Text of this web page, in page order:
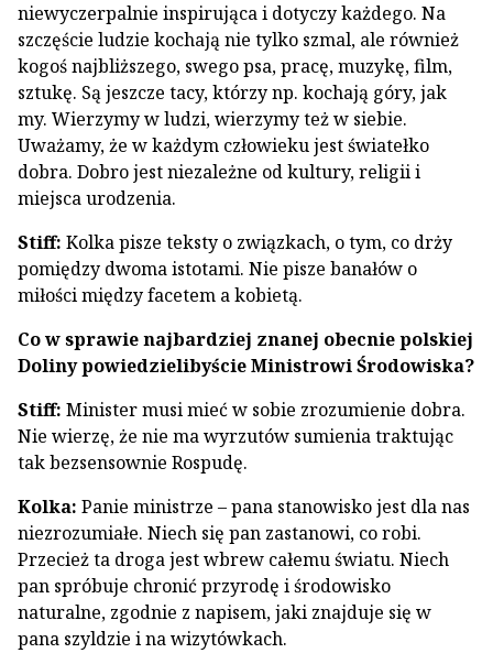
niewyczerpalnie inspirująca i dotyczy każdego. Na
szczęście ludzie kochają nie tylko szmal, ale również
kogoś najbliższego, swego psa, pracę, muzykę, film,
sztukę. Są jeszcze tacy, którzy np. kochają góry, jak
my. Wierzymy w ludzi, wierzymy też w siebie.
Uważamy, że w każdym człowieku jest światełko
dobra. Dobro jest niezależne od kultury, religii i
miejsca urodzenia.
Stiff: Kolka pisze teksty o związkach, o tym, co drży
pomiędzy dwoma istotami. Nie pisze banałów o
miłości między facetem a kobietą.
Co w sprawie najbardziej znanej obecnie polskiej
Doliny powiedzielibyście Ministrowi Środowiska?
Stiff: Minister musi mieć w sobie zrozumienie dobra.
Nie wierzę, że nie ma wyrzutów sumienia traktując
tak bezsensownie Rospudę.
Kolka: Panie ministrze – pana stanowisko jest dla nas
niezrozumiałe. Niech się pan zastanowi, co robi.
Przecież ta droga jest wbrew całemu światu. Niech
pan spróbuje chronić przyrodę i środowisko
naturalne, zgodnie z napisem, jaki znajduje się w
pana szyldzie i na wizytówkach.